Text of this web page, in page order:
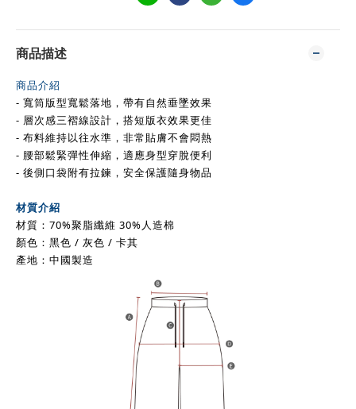
商品描述
商品介紹
- 寬筒版型寬鬆落地，帶有自然垂墜效果
- 層次感三褶線設計，搭短版衣效果更佳
- 布料維持以往水準，非常貼膚不會悶熱
- 腰部鬆緊彈性伸縮，適應身型穿脫便利
- 後側口袋附有拉鍊，安全保護隨身物品
材質介紹
材質：70%聚脂纖維 30%人造棉
顏色： 黑色 / 灰色 / 卡其
產地：中國製造